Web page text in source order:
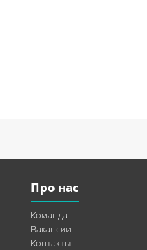
Про нас
Команда
Вакансии
Контакты